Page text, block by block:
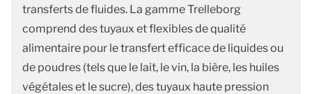
transferts de fluides. La gamme Trelleborg
comprend des tuyaux et flexibles de qualité
alimentaire pour le transfert efficace de liquides ou
de poudres (tels que le lait, le vin, la bière, les huiles
végétales et le sucre), des tuyaux haute pression